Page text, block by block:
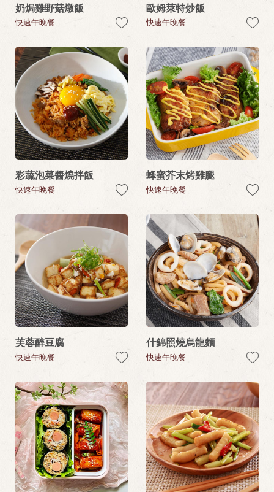
奶焗雞野菇燉飯
快速午晚餐
歐姆萊特炒飯
快速午晚餐
彩蔬泡菜醬燒拌飯
快速午晚餐
蜂蜜芥末烤雞腿
快速午晚餐
芙蓉醉豆腐
快速午晚餐
什錦照燒烏龍麵
快速午晚餐